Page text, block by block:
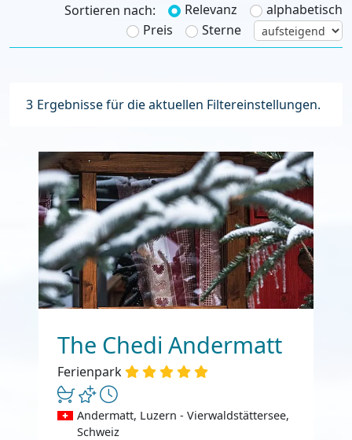
Sortieren nach: Relevanz
alphabetisch
Preis
Sterne
3 Ergebnisse für die aktuellen Filtereinstellungen.
The Chedi Andermatt
Ferienpark
Andermatt, Luzern - Vierwaldstättersee,
Schweiz